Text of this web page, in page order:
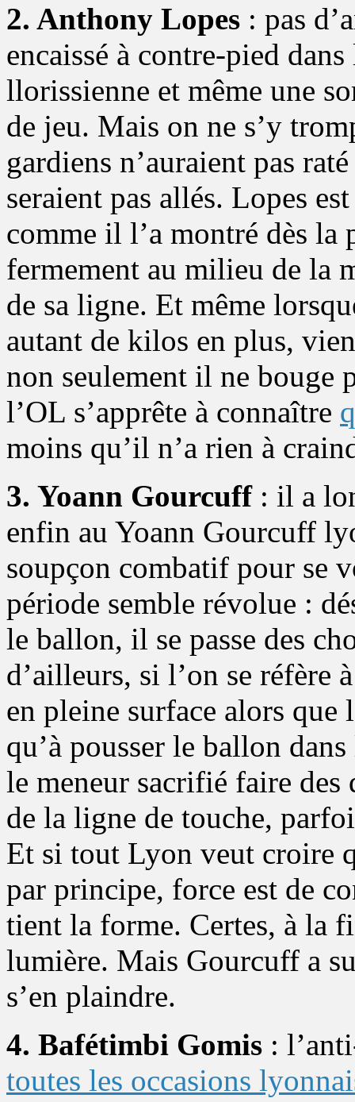
2. Anthony Lopes : pas
encaissé à contre-pied
llorissienne et même une
de jeu. Mais on ne s’y
gardiens n’auraient pas
seraient pas allés. Lopes
comme il l’a montré dès la
fermement au milieu de la
de sa ligne. Et même
autant de kilos en plus,
non seulement il ne bouge
l’OL s’apprête à connaître
moins qu’il n’a rien à
3. Yoann Gourcuff: il a
enfin au Yoann Gourcuff
soupçon combatif pour se
période semble révolue :
le ballon, il se passe des
d’ailleurs, si l’on se réfère
en pleine surface alors que
qu’à pousser le ballon
le meneur sacrifié faire
de la ligne de touche,
Et si tout Lyon veut croire
par principe, force est de
tient la forme. Certes, à la
lumière. Mais Gourcuff a
s’en plaindre.
4. Bafétimbi Gomis :
toutes les occasions